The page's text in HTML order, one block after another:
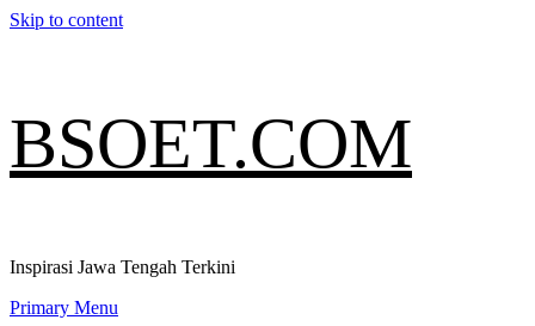
Skip to content
BSOET.COM
Inspirasi Jawa Tengah Terkini
Primary Menu